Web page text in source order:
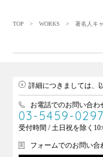
TOP
>WORKS > 著名人キャ
詳細につきましては、
お電話でのお問い合わ
03-5459-0297
受付時間 / 土日祝を除く
フォームでのお問い合